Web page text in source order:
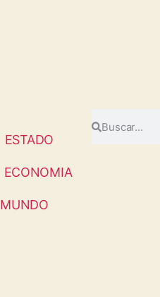
ESTADO
ECONOMIA
MUNDO